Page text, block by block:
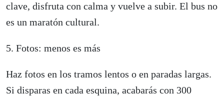
clave, disfruta con calma y vuelve a subir. El bus no
es un maratón cultural.
5. Fotos: menos es más
Haz fotos en los tramos lentos o en paradas largas.
Si disparas en cada esquina, acabarás con 300